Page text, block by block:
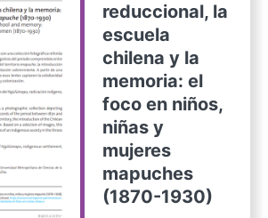
reduccional, la
escuela
chilena y la
memoria: el
foco en niños,
niñas y
mujeres
mapuches
(1870-1930)